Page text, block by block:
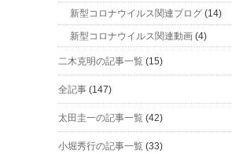
新型コロナウイルス関連ブログ (14)
新型コロナウイルス関連動画 (4)
二木克明の記事一覧 (15)
全記事 (147)
太田圭一の記事一覧 (42)
小堀秀行の記事一覧 (33)